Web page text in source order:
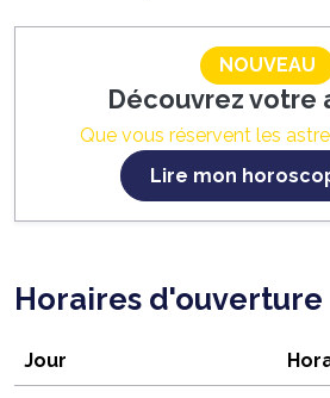
NOUVEAU
Découvrez votre
Que vous réservent les
Lire mon
Horaires d'ouverture
Jour